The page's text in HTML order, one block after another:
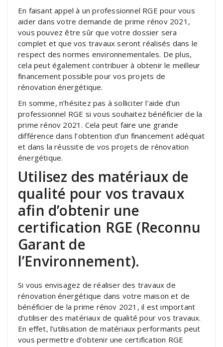
En faisant appel à un professionnel RGE pour vous
aider dans votre demande de prime rénov 2021,
vous pouvez être sûr que votre dossier sera
complet et que vos travaux seront réalisés dans le
respect des normes environnementales. De plus,
cela peut également contribuer à obtenir le meilleur
financement possible pour vos projets de
rénovation énergétique.
En somme, n’hésitez pas à solliciter l’aide d’un
professionnel RGE si vous souhaitez bénéficier de la
prime rénov 2021. Cela peut faire une grande
différence dans l’obtention d’un financement adéquat
et dans la réussite de vos projets de rénovation
énergétique.
Utilisez des matériaux de
qualité pour vos travaux
afin d’obtenir une
certification RGE (Reconnu
Garant de
l’Environnement).
Si vous envisagez de réaliser des travaux de
rénovation énergétique dans votre maison et de
bénéficier de la prime rénov 2021, il est important
d’utiliser des matériaux de qualité pour vos travaux.
En effet, l’utilisation de matériaux performants peut
vous permettre d’obtenir une certification RGE